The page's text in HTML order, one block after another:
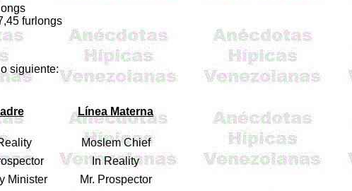
furlongs
siguiente:
Línea Materna
Moslem Chief
In Reality
Minister
Mr. Prospector